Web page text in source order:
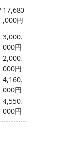
17,680
,000円
3,000,
000円
2,000,
000円
4,160,
000円
4,550,
000円